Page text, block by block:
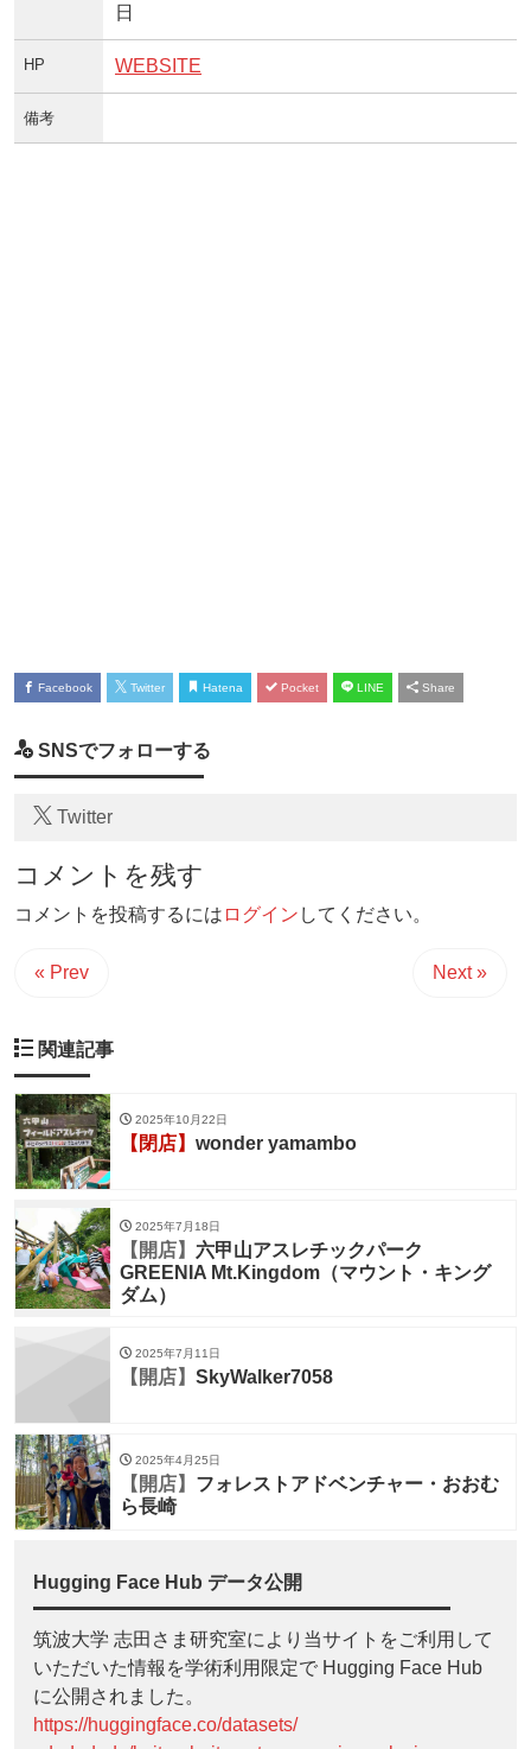
日
HP WEBSITE
備考
Facebook Twitter Hatena Pocket LINE Share
SNSでフォローする
Twitter
コメントを残す
コメントを投稿するには ログイン してください。
« Prev Next »
関連記事
2025年10月22日
【閉店】 wonder yamambo
2025年7月18日
【開店】 六甲山アスレチックパーク
GREENIA Mt.Kingdom（マウント・キング
ダム）
2025年7月11日
【開店】 SkyWalker7058
2025年4月25日
【開店】 フォレストアドベンチャー・おおむ
ら長崎
Hugging Face Hub データ公開
筑波大学 志田さま研究室により当サイトをご利用して
いただいた情報を学術利用限定で Hugging Face Hub
に公開されました。
https://huggingface.co/datasets/